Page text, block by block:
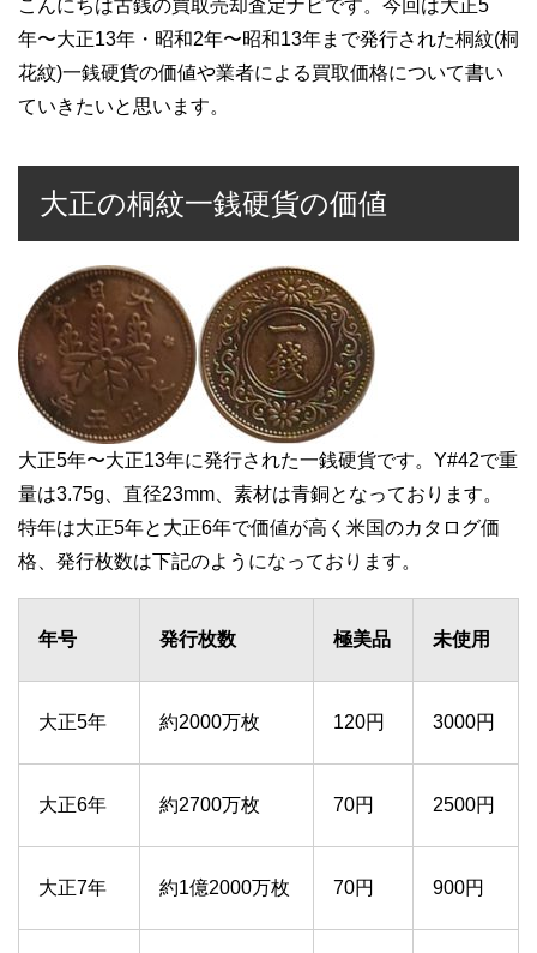
こんにちは古銭の買取売却査定ナビです。今回は大正5
年〜大正13年・昭和2年〜昭和13年まで発行された桐紋(桐
花紋)一銭硬貨の価値や業者による買取価格について書い
ていきたいと思います。
大正の桐紋一銭硬貨の価値
大正5年〜大正13年に発行された一銭硬貨です。Y#42で重
量は3.75g、直径23mm、素材は青銅となっております。
特年は大正5年と大正6年で価値が高く米国のカタログ価
格、発行枚数は下記のようになっております。
年号 発行枚数 極美品 未使用
大正5年 約2000万枚 120円 3000円
大正6年 約2700万枚 70円 2500円
大正7年 約1億2000万枚 70円 900円